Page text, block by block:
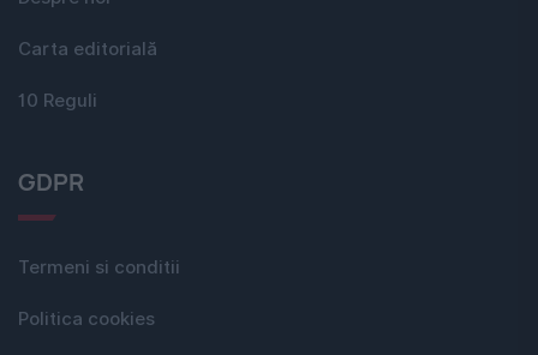
Carta editorială
10 Reguli
GDPR
Termeni si conditii
Politica cookies